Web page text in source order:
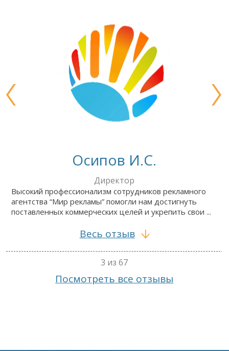
Осипов И.С.
Директор
Высокий профессионализм сотрудников рекламного
агентства “Мир рекламы” помогли нам достигнуть
поставленных коммерческих целей и укрепить свои ...
Весь отзыв
3 из 67
Посмотреть все отзывы